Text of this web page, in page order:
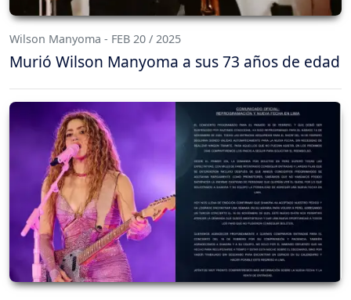
Wilson Manyoma - FEB 20 / 2025
Murió Wilson Manyoma a sus 73 años de edad